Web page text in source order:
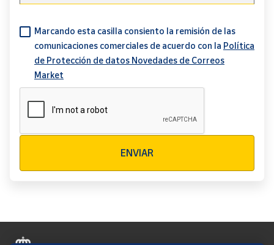
Marcando esta casilla consiento la remisión de las
comunicaciones comerciales de acuerdo con la Política
de Protección de datos Novedades de Correos
Market
ENVIAR